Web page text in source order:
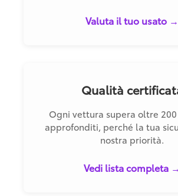
Valuta il tuo usato →
Qualità
Ogni vettura supera oltre
approfonditi, perché la tua
nostra priorità.
Vedi lista completa →